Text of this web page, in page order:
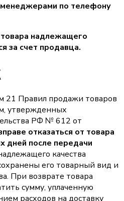
менеджерами по телефону
надлежащего
за счет продавца.
21 Правил продажи товаров
утвержденных
РФ № 612 от
отказаться от товара
дней после передачи
качества
его товарный вид и
При возврате товара
сумму, уплаченную
расходов на доставку